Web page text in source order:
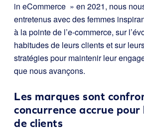
in eCommerce » en 2021, nous
entretenus avec des femmes
à la pointe de l’e-commerce, sur
habitudes de leurs clients et sur
stratégies pour maintenir leur
que nous avançons.
Les marques sont
concurrence accrue pour
de clients